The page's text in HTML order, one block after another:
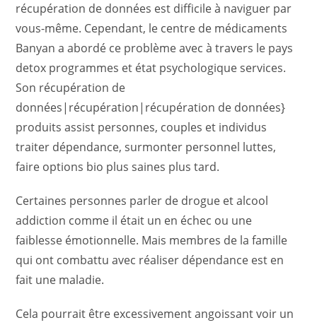
récupération de données est difficile à naviguer par
vous-même. Cependant, le centre de médicaments
Banyan a abordé ce problème avec à ​​travers le pays
detox programmes et état psychologique services.
Son récupération de
données|récupération|récupération de données}
produits assist personnes, couples et individus
traiter dépendance, surmonter personnel luttes,
faire options bio plus saines plus tard.
Certaines personnes parler de drogue et alcool
addiction comme il était un en échec ou une
faiblesse émotionnelle. Mais membres de la famille
qui ont combattu avec réaliser dépendance est en
fait une maladie.
Cela pourrait être excessivement angoissant voir un